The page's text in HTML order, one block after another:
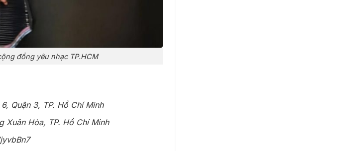
đồng yêu nhạc TP.HCM
Quận 3, TP. Hồ Chí Minh
Xuân Hòa, TP. Hồ Chí Minh